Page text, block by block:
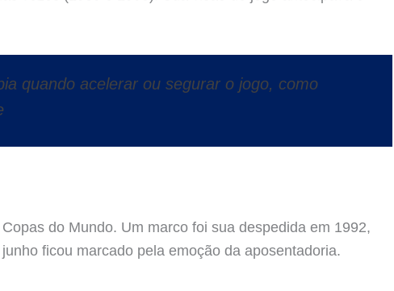
quando acelerar ou segurar o jogo, como
do Mundo. Um marco foi sua despedida em 1992,
ficou marcado pela emoção da aposentadoria.